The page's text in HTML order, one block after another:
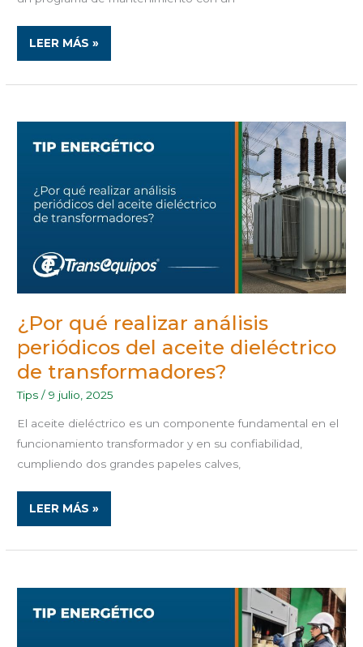
LEER MÁS »
¿Por qué realizar análisis
periódicos del aceite dieléctrico
de transformadores?
Tips /9 julio, 2025
El aceite dieléctrico es un componente fundamental en el
funcionamiento transformador y en su confiabilidad,
cumpliendo dos grandes papeles calves,
¿POR
REALIZAR
ANÁLISIS
ACEITE
DIELÉCTRICO
DE
TRANSFORMADORES?
LEER MÁS »
10
PARA
REALIZAR